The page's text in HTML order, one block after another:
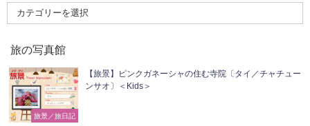
旅の写真館
旅景／旅日記
【旅景】ピンクガネーシャの住む寺院〔タイ／チャチュー
ンサオ〕＜Kids＞